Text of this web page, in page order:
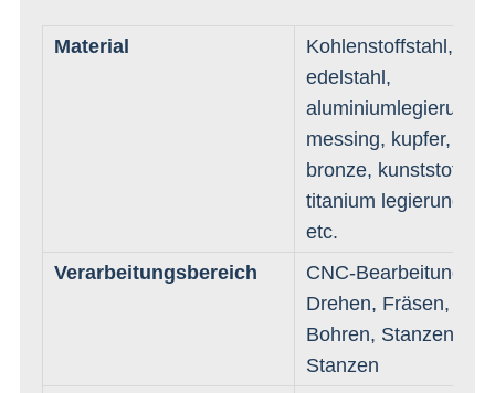
Material
Kohlenstoffstahl,
edelstahl,
aluminiumlegierung,
messing, kupfer,
bronze, kunststoff,
titanium legierung
etc.
Verarbeitungsbereich
CNC-Bearbeitung,
Drehen, Fräsen,
Bohren, Stanzen,
Stanzen